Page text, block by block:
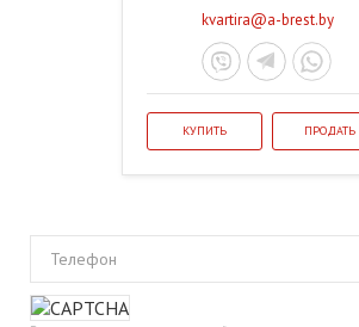
kvartira@a-brest.by
КУПИТЬ ПРОДАТЬ
Телефон